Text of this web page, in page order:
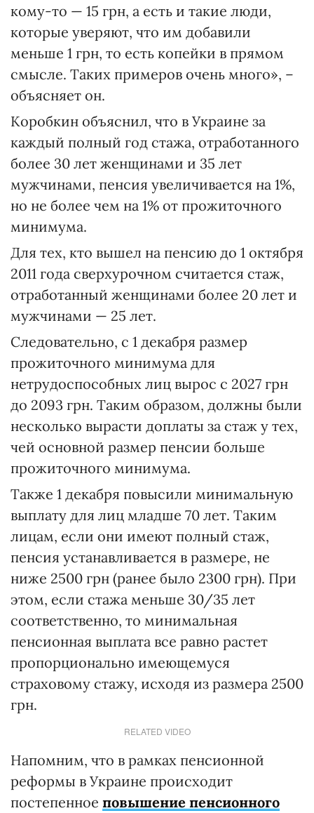
кому-то — 15 грн, а есть и такие люди,
которые уверяют, что им добавили
меньше 1 грн, то есть копейки в прямом
смысле. Таких примеров очень много», –
объясняет он.
Коробкин объяснил, что в Украине за
каждый полный год стажа, отработанного
более 30 лет женщинами и 35 лет
мужчинами, пенсия увеличивается на 1%,
но не более чем на 1% от прожиточного
минимума.
Для тех, кто вышел на пенсию до 1 октября
2011 года сверхурочном считается стаж,
отработанный женщинами более 20 лет и
мужчинами — 25 лет.
Следовательно, с 1 декабря размер
прожиточного минимума для
нетрудоспособных лиц вырос с 2027 грн
до 2093 грн. Таким образом, должны были
несколько вырасти доплаты за стаж у тех,
чей основной размер пенсии больше
прожиточного минимума.
Также 1 декабря повысили минимальную
выплату для лиц младше 70 лет. Таким
лицам, если они имеют полный стаж,
пенсия устанавливается в размере, не
ниже 2500 грн (ранее было 2300 грн). При
этом, если стажа меньше 30/35 лет
соответственно, то минимальная
пенсионная выплата все равно растет
пропорционально имеющемуся
страховому стажу, исходя из размера 2500
грн.
RELATED VIDEO
Напомним, что в рамках пенсионной
реформы в Украине происходит
постепенное повышение пенсионного